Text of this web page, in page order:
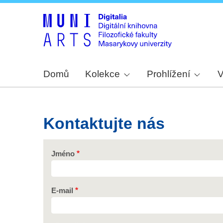
Domů Kolekce Prohlížení
Kontaktujte nás
Jméno
E-mail